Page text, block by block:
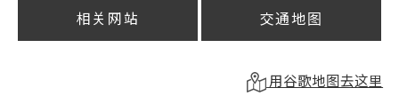
相关网站 交通地图
用谷歌地图去这里